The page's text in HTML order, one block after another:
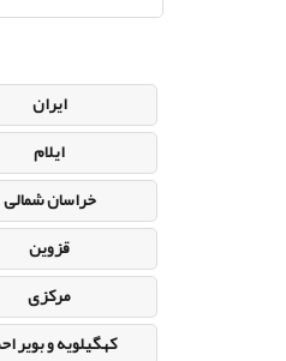
ایران
ایلام
خراسان شمالی
قزوین
مرکزی
کهگیلویه و بویر